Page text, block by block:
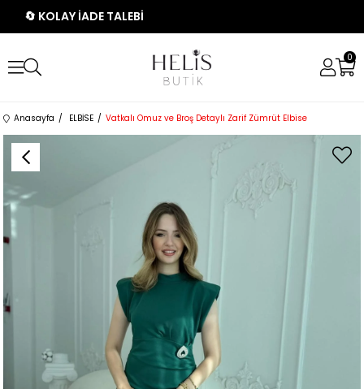
🔄 KOLAY İADE TALEBİ
0
Anasayfa ELBİSE Vatkalı Omuz ve Broş Detaylı Zarif Zümrüt Elbise